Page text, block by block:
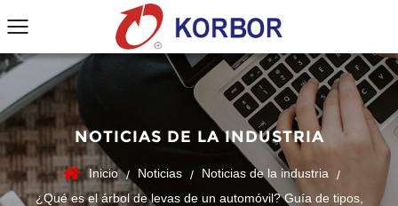
NOTICIAS DE LA INDUSTRIA
Inicio / Noticias / Noticias de la industria
/
¿Qué es el árbol de levas de un automóvil? Guía de tipos,